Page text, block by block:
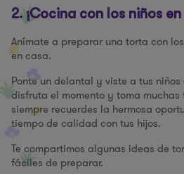
2. ¡Cocina con los niños
Anímate a preparar una torta con
en casa.
Ponte un delantal y viste a tus
disfruta el momento y toma
siempre recuerdes la hermosa
tiempo de calidad con tus hijos.
Te compartimos algunas ideas de
fáciles de preparar.